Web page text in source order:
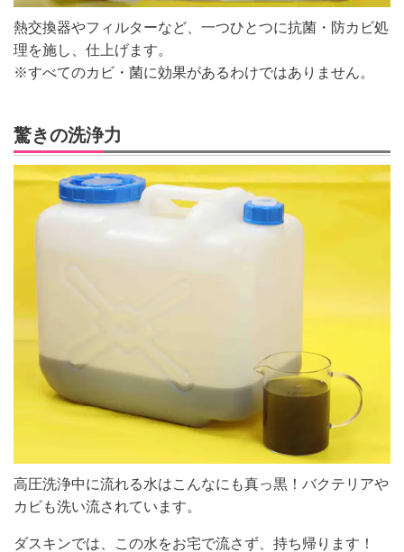
熱交換器やフィルターなど、一つひとつに抗菌・防カビ処
理を施し、仕上げます。
※すべてのカビ・菌に効果があるわけではありません。
驚きの洗浄力
高圧洗浄中に流れる水はこんなにも真っ黒！バクテリアや
カビも洗い流されています。
ダスキンでは、この水をお宅で流さず、持ち帰ります！